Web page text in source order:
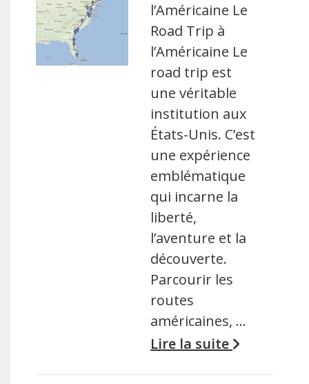
l’Américaine Le
Road Trip à
l’Américaine Le
road trip est
une véritable
institution aux
États-Unis. C’est
une expérience
emblématique
qui incarne la
liberté,
l’aventure et la
découverte.
Parcourir les
routes
américaines, …
Lire la suite